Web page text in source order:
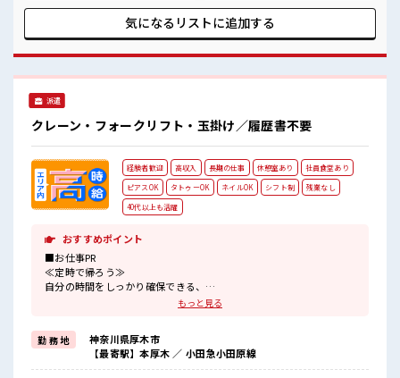
ステップUP目指していきましょう！ ■職場の雰囲気 “コジン
マリ”が好きな方にもお勧め！！ 少人数の職場です♪ 明るす
は休憩室で♪ 高収入もバッチリ目指せますよ！
気になるリストに追加する
派遣
クレーン・フォークリフト・玉掛け／履歴書不要
経験者歓迎 高収入 長期の仕事 休憩室あり
社員食堂あり
ピアスOK
タトゥーOK ネイルOK シフト制
残業なし
40代以上も活躍
おすすめポイント
■お仕事PR
≪定時で帰ろう≫
自分の時間をしっかり確保できる、
これまでの経験を活かしませんか？
ブランクがあっても大丈夫♪
経験はちょっとだけ…という方もOK！
≪自分に向いている仕事が探せる≫
もっと見る
勤 務 地
神奈川県厚木市
【最寄駅】本厚木 ／ 小田急小田原線